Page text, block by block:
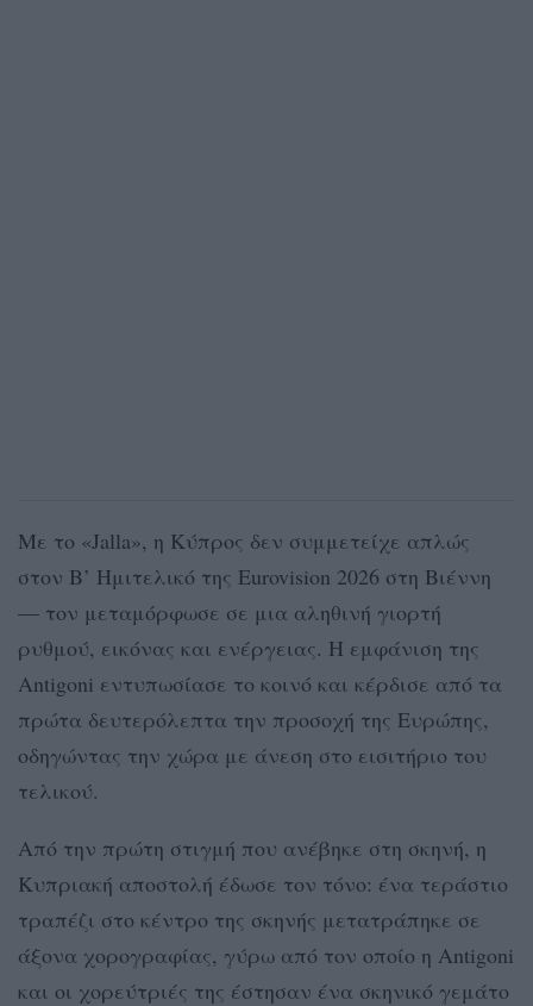
Με το «Jalla», η Κύπρος δεν συμμετείχε απλώς
στον Β’ Ημιτελικό της Eurovision 2026 στη Βιέννη
— τον μεταμόρφωσε σε μια αληθινή γιορτή
ρυθμού, εικόνας και ενέργειας. Η εμφάνιση της
Antigoni εντυπωσίασε το κοινό και κέρδισε από τα
πρώτα δευτερόλεπτα την προσοχή της Ευρώπης,
οδηγώντας την χώρα με άνεση στο εισιτήριο του
τελικού.
Από την πρώτη στιγμή που ανέβηκε στη σκηνή, η
Κυπριακή αποστολή έδωσε τον τόνο: ένα τεράστιο
τραπέζι στο κέντρο της σκηνής μετατράπηκε σε
άξονα χορογραφίας, γύρω από τον οποίο η Antigoni
και οι χορεύτριές της έστησαν ένα σκηνικό γεμάτο